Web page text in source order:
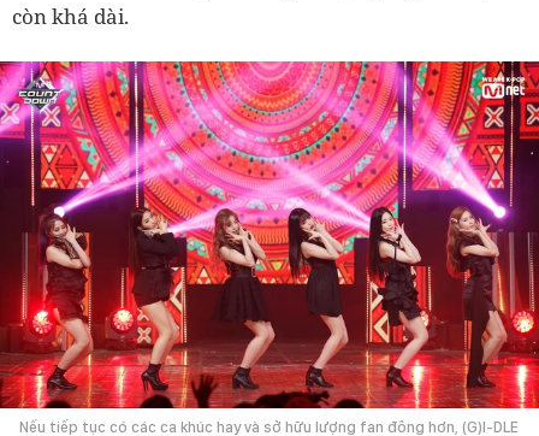
còn khá dài.
Nếu tiếp tục có các ca khúc hay và sở hữu lượng fan đông hơn, (G)I-DLE